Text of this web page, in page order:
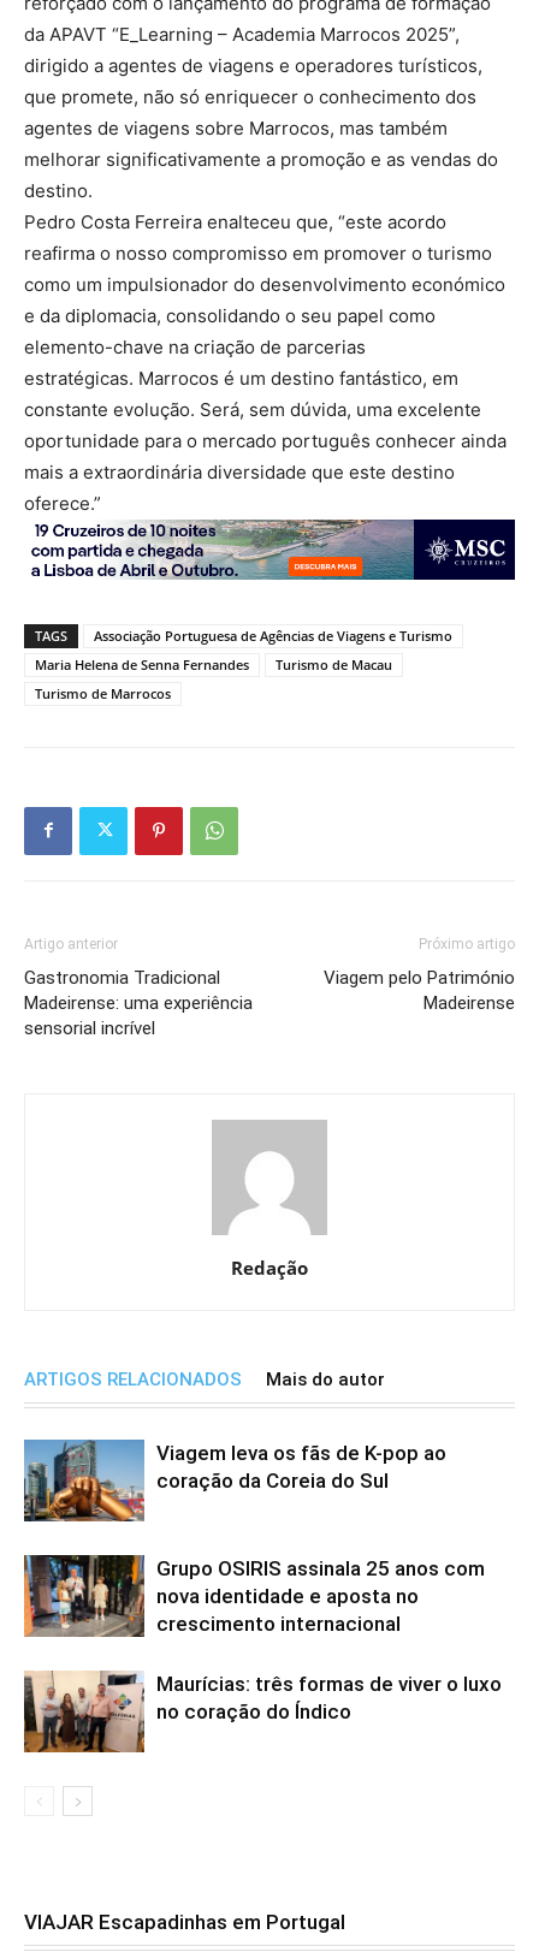
da APAVT “E_Learning – Academia Marrocos 2025”,
dirigido a agentes de viagens e operadores turísticos,
que promete, não só enriquecer o conhecimento dos
agentes de viagens sobre Marrocos, mas também
melhorar significativamente a promoção e as vendas do
destino.
Pedro Costa Ferreira enalteceu que, “este acordo
reafirma o nosso compromisso em promover o turismo
como um impulsionador do desenvolvimento económico
e da diplomacia, consolidando o seu papel como
elemento-chave na criação de parcerias
estratégicas. Marrocos é um destino fantástico, em
constante evolução. Será, sem dúvida, uma excelente
oportunidade para o mercado português conhecer ainda
mais a extraordinária diversidade que este destino
oferece.”
TAGS
Associação Portuguesa de Agências de Viagens e Turismo
Maria Helena de Senna Fernandes
Turismo de Macau
Turismo de Marrocos
Artigo anterior
Gastronomia Tradicional
Madeirense: uma experiência
sensorial incrível
Próximo artigo
Viagem pelo Património
Madeirense
Redação
ARTIGOS RELACIONADOS Mais do autor
Viagem leva os fãs de K-pop ao
coração da Coreia do Sul
Grupo OSIRIS assinala 25 anos com
nova identidade e aposta no
crescimento internacional
Maurícias: três formas de viver o luxo
no coração do Índico
VIAJAR Escapadinhas em Portugal